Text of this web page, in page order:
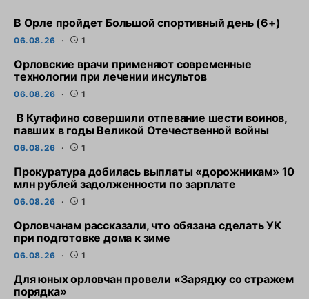
В Орле пройдет Большой спортивный день (6+)
06.08.26 1
Орловские врачи применяют современные
технологии при лечении инсультов
06.08.26 1
В Кутафино совершили отпевание шести воинов,
павших в годы Великой Отечественной войны
06.08.26 1
Прокуратура добилась выплаты «дорожникам» 10
млн рублей задолженности по зарплате
06.08.26 1
Орловчанам рассказали, что обязана сделать УК
при подготовке дома к зиме
06.08.26 1
Для юных орловчан провели «Зарядку со стражем
порядка»